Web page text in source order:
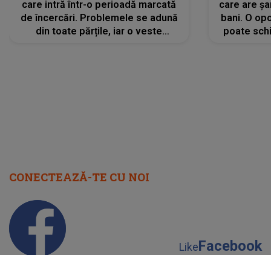
care intră într-o perioadă marcată
de încercări. Problemele se adună
din toate părțile, iar o veste
care are
bani. O
poate
CONECTEAZĂ-TE CU NOI
LikeFacebook